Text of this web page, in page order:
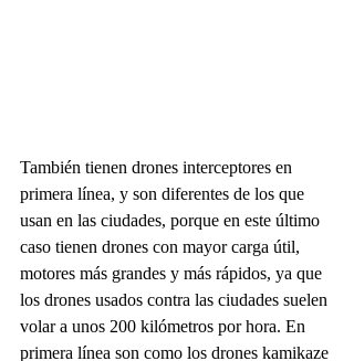
También tienen drones interceptores en
primera línea, y son diferentes de los que
usan en las ciudades, porque en este último
caso tienen drones con mayor carga útil,
motores más grandes y más rápidos, ya que
los drones usados contra las ciudades suelen
volar a unos 200 kilómetros por hora. En
primera línea son como los drones kamikaze